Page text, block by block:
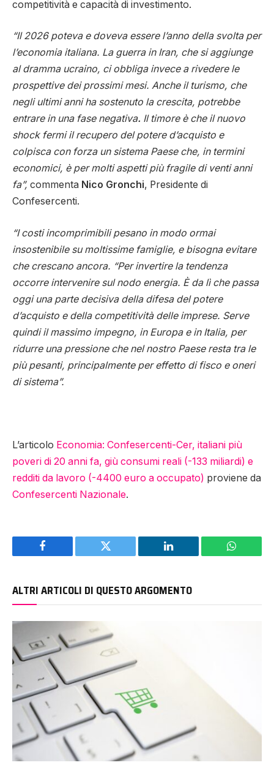
competitività e capacità di investimento.
“Il 2026 poteva e doveva essere l’anno della svolta per
l’economia italiana. La guerra in Iran, che si aggiunge
al dramma ucraino, ci obbliga invece a rivedere le
prospettive dei prossimi mesi. Anche il turismo, che
negli ultimi anni ha sostenuto la crescita, potrebbe
entrare in una fase negativa. Il timore è che il nuovo
shock fermi il recupero del potere d’acquisto e
colpisca con forza un sistema Paese che, in termini
economici, è per molti aspetti più fragile di venti anni
fa”, commenta Nico Gronchi, Presidente di
Confesercenti.
“I costi incomprimibili pesano in modo ormai
insostenibile su moltissime famiglie, e bisogna evitare
che crescano ancora. “Per invertire la tendenza
occorre intervenire sul nodo energia. È da lì che passa
oggi una parte decisiva della difesa del potere
d’acquisto e della competitività delle imprese. Serve
quindi il massimo impegno, in Europa e in Italia, per
ridurre una pressione che nel nostro Paese resta tra le
più pesanti, principalmente per effetto di fisco e oneri
di sistema”.
L’articolo Economia: Confesercenti-Cer, italiani più
poveri di 20 anni fa, giù consumi reali (-133 miliardi) e
redditi da lavoro (-4400 euro a occupato) proviene da
Confesercenti Nazionale.
Facebook Twitter LinkedIn
ALTRI ARTICOLI DI QUESTO ARGOMENTO